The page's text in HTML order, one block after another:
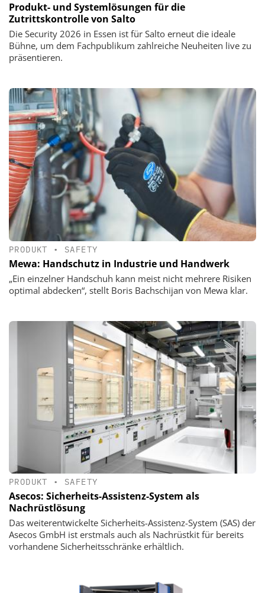
Produkt- und Systemlösungen für die
Zutrittskontrolle von Salto
Die Security 2026 in Essen ist für Salto erneut die ideale
Bühne, um dem Fachpublikum zahlreiche Neuheiten live zu
präsentieren.
PRODUKT • SAFETY
Mewa: Handschutz in Industrie und Handwerk
„Ein einzelner Handschuh kann meist nicht mehrere Risiken
optimal abdecken“, stellt Boris Bachschijan von Mewa klar.
PRODUKT • SAFETY
Asecos: Sicherheits-Assistenz-System als
Nachrüstlösung
Das weiterentwickelte Sicherheits-Assistenz-System (SAS) der
Asecos GmbH ist erstmals auch als Nachrüstkit für bereits
vorhandene Sicherheitsschränke erhältlich.